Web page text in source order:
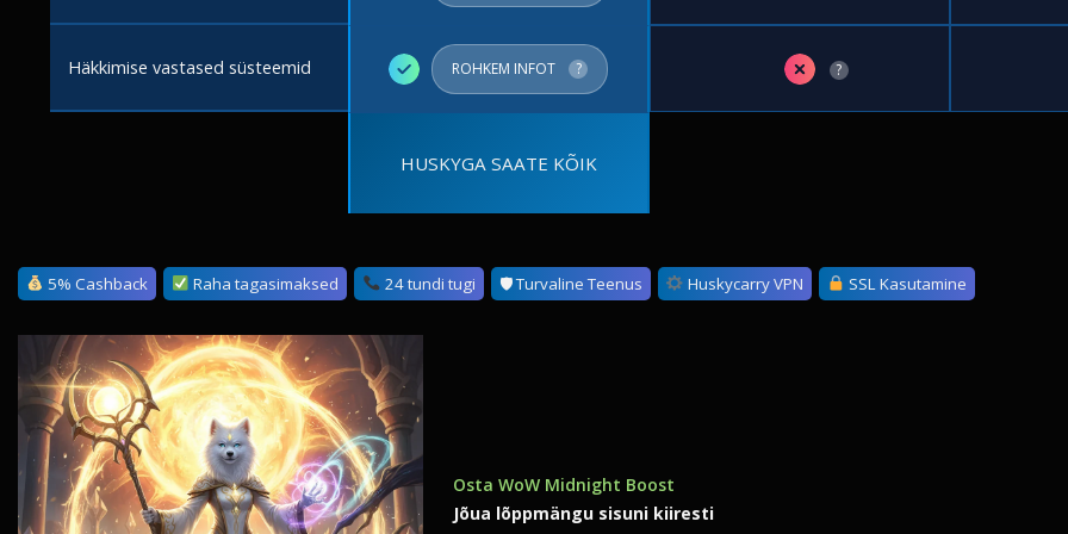
Häkkimise vastased süsteemid ✓ ROHKEM INFOT ? ✗ ?
HUSKYGA SAATE KÕIK
5% Cashback Raha tagasimaksed 24 tundi tugi 🛡 Turvaline Teenus Huskycarry VPN SSL Kasutamine
Osta WoW Midnight Boost
Jõua lõppmängu sisuni kiiresti